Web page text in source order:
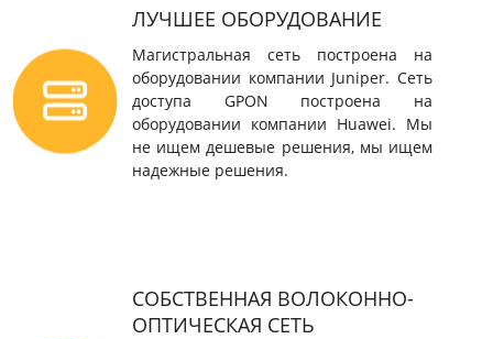
ЛУЧШЕЕ ОБОРУДОВАНИЕ
Магистральная сеть построена на
оборудовании компании Juniper. Сеть
доступа GPON построена на
оборудовании компании Huawei. Мы
не ищем дешевые решения, мы ищем
надежные решения.
СОБСТВЕННАЯ ВОЛОКОННО-
ОПТИЧЕСКАЯ СЕТЬ